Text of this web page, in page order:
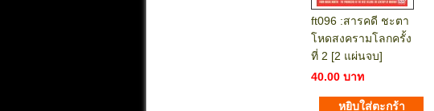
ft096 :สารคดี ชะตา
โหดสงครามโลกครั้ง
ที่ 2 [2 แผ่นจบ]
40.00 บาท